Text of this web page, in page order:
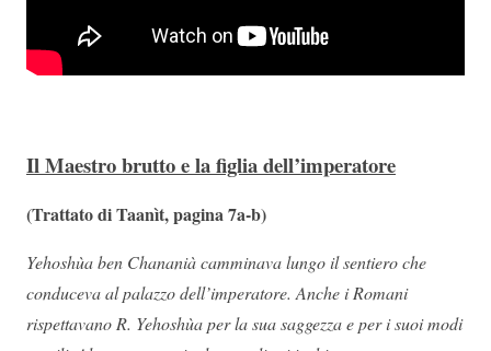
Il Maestro brutto e la figlia dell’imperatore
(Trattato di Taanìt, pagina 7a-b)
Yehoshùa ben Chananià camminava lungo il sentiero che
conduceva al palazzo dell’imperatore. Anche i Romani
rispettavano R. Yehoshùa per la sua saggezza e per i suoi modi